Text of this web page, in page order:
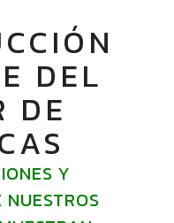
DEL
DE
Y
NUESTROS